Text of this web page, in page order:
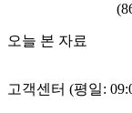
오늘 본 자료
고객센터 (평일: